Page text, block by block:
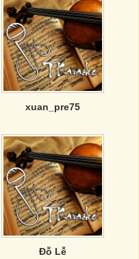
xuan_pre75
Đỗ Lễ